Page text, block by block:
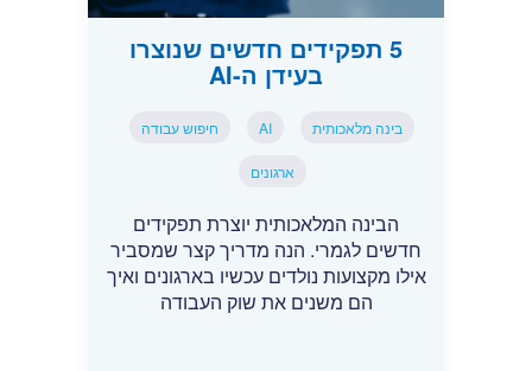
5 תפקידים חדשים שנוצרו
בעידן ה-AI
בינה מלאכותית AI חיפוש עבודה
ארגונים
הבינה המלאכותית יוצרת תפקידים
חדשים לגמרי. הנה מדריך קצר שמסביר
אילו מקצועות נולדים עכשיו בארגונים ואיך
הם משנים את שוק העבודה